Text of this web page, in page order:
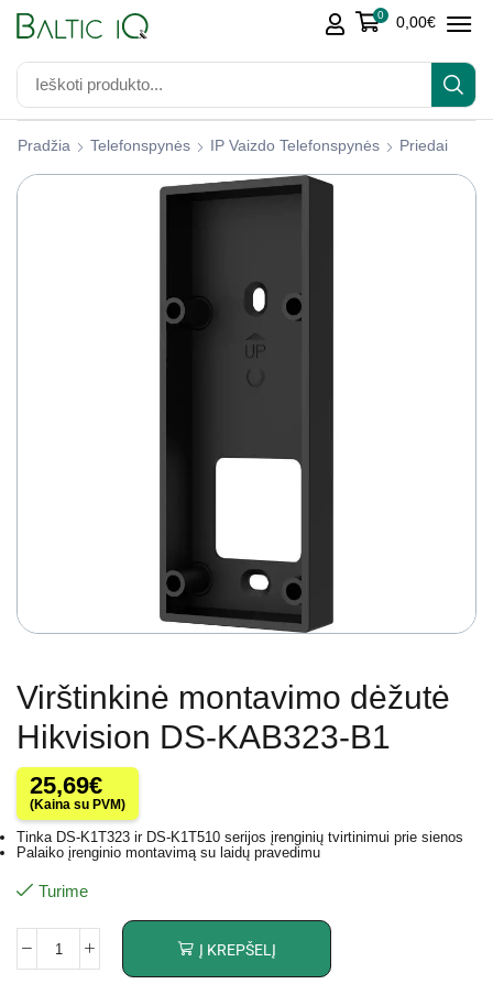
0 0,00€
Pradžia Telefonspynės IP Vaizdo Telefonspynės Priedai
Virštinkinė montavimo dėžutė
Hikvision DS-KAB323-B1
25,69€
(Kaina su PVM)
Tinka DS-K1T323 ir DS-K1T510 serijos įrenginių tvirtinimui prie sienos
Palaiko įrenginio montavimą su laidų pravedimu
Turime
Į KREPŠELĮ